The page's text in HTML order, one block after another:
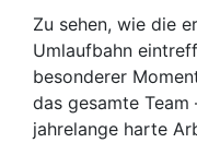
Zu sehen, wie die
Umlaufbahn
besonderer
das gesamte
jahrelange harte